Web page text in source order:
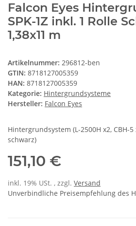
Falcon Eyes
SPK-1Z inkl. 1 Rolle
1,38x11 m
Artikelnummer: 296812-ben
GTIN: 8718127005359
HAN: 8718127005359
Kategorie: Hintergrundsysteme
Hersteller: Falcon Eyes
Hintergrundsystem (L-2500H x2, CBH-5
schwarz)
151,10 €
inkl. 19% USt. , zzgl. Versand
Unverbindliche Preisempfehlung des